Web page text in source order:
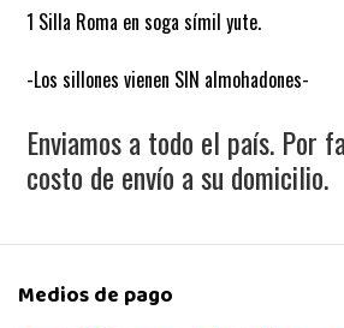
1 Silla Roma en soga símil yute.
-Los sillones vienen SIN almohadones-
Enviamos a todo el país. Por
costo de envío a su domicilio.
Medios de pago